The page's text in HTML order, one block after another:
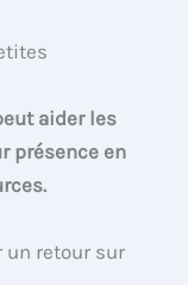
aider les
présence en
un retour sur